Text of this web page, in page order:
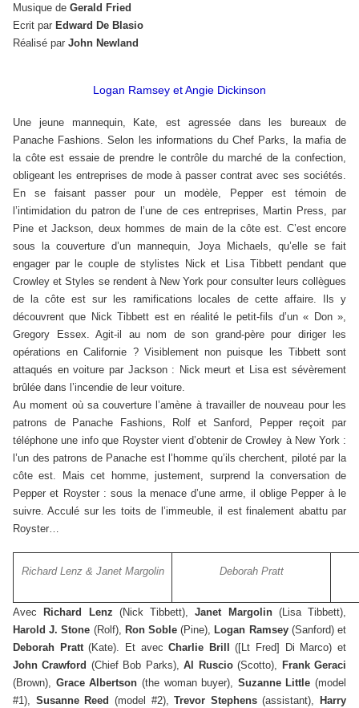
Musique de Gerald Fried
Ecrit par Edward De Blasio
Réalisé par John Newland
Logan Ramsey et Angie Dickinson
Une jeune mannequin, Kate, est agressée dans les bureaux de
Panache Fashions. Selon les informations du Chef Parks, la mafia de
la côte est essaie de prendre le contrôle du marché de la confection,
obligeant les entreprises de mode à passer contrat avec ses sociétés.
En se faisant passer pour un modèle, Pepper est témoin de
l’intimidation du patron de l’une de ces entreprises, Martin Press, par
Pine et Jackson, deux hommes de main de la côte est. C’est encore
sous la couverture d’un mannequin, Joya Michaels, qu’elle se fait
engager par le couple de stylistes Nick et Lisa Tibbett pendant que
Crowley et Styles se rendent à New York pour consulter leurs collègues
de la côte est sur les ramifications locales de cette affaire. Ils y
découvrent que Nick Tibbett est en réalité le petit-fils d’un « Don »,
Gregory Essex. Agit-il au nom de son grand-père pour diriger les
opérations en Californie ? Visiblement non puisque les Tibbett sont
attaqués en voiture par Jackson : Nick meurt et Lisa est sévèrement
brûlée dans l’incendie de leur voiture.
Au moment où sa couverture l’amène à travailler de nouveau pour les
patrons de Panache Fashions, Rolf et Sanford, Pepper reçoit par
téléphone une info que Royster vient d’obtenir de Crowley à New York :
l’un des patrons de Panache est l’homme qu’ils cherchent, piloté par la
côte est. Mais cet homme, justement, surprend la conversation de
Pepper et Royster : sous la menace d’une arme, il oblige Pepper à le
suivre. Acculé sur les toits de l’immeuble, il est finalement abattu par
Royster…
Richard Lenz & Janet Margolin Deborah Pratt
Avec Richard Lenz (Nick Tibbett),Janet Margolin (Lisa Tibbett),
Harold J. Stone (Rolf), Ron Soble(Pine), Logan Ramsey (Sanford) et
Deborah Pratt(Kate). Et avecCharlie Brill([Lt Fred] Di Marco) et
John Crawford (Chief Bob Parks),Al Ruscio(Scotto), Frank Geraci
(Brown), Grace Albertson (the woman buyer), Suzanne Little (model
#1), Susanne Reed (model #2),Trevor Stephens(assistant),
Harry